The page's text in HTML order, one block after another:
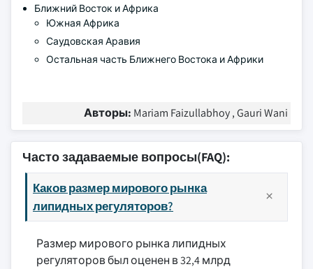
Ближний Восток и Африка
Южная Африка
Саудовская Аравия
Остальная часть Ближнего Востока и Африки
Авторы: Mariam Faizullabhoy , Gauri Wani
Часто задаваемые вопросы(FAQ):
Каков размер мирового рынка
липидных регуляторов?
Размер мирового рынка липидных
регуляторов был оценен в 32,4 млрд